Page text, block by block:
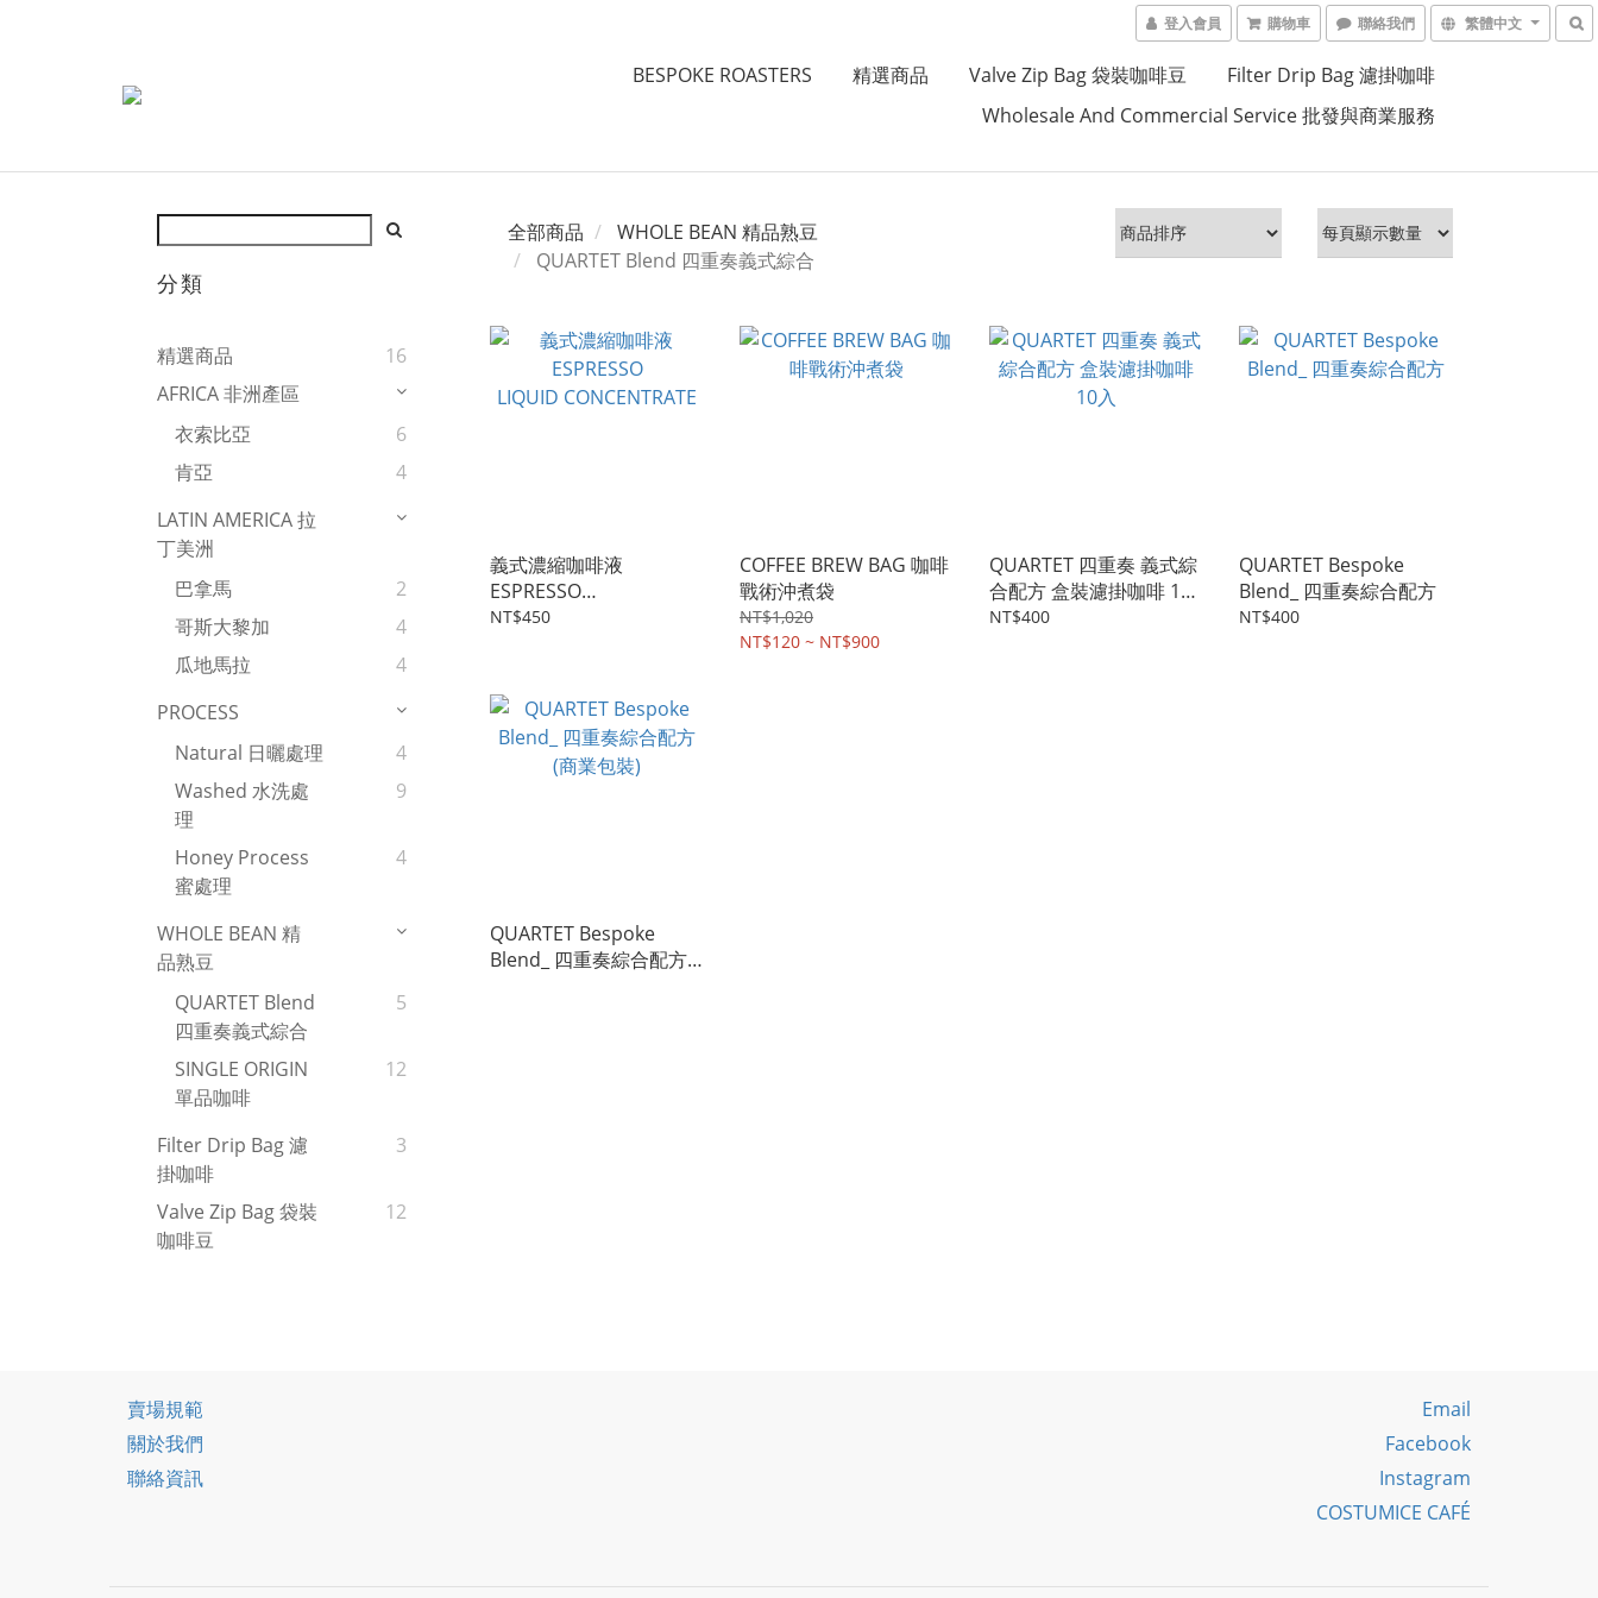
登入會員 購物車 聯絡我們 繁體中文
BESPOKE ROASTERS 精選商品 Valve Zip Bag 袋裝咖啡豆
Filter Drip Bag 濾掛咖啡
Wholesale And Commercial Service 批發與商業服務
分類
精選商品
16
AFRICA 非洲產區
衣索比亞
6
肯亞
4
LATIN AMERICA 拉
丁美洲
巴拿馬
2
哥斯大黎加
4
瓜地馬拉
4
PROCESS
Natural 日曬處理
4
Washed 水洗處
理
9
Honey Process
蜜處理
4
WHOLE BEAN 精
品熟豆
QUARTET Blend
四重奏義式綜合
5
SINGLE ORIGIN
單品咖啡
12
Filter Drip Bag 濾
掛咖啡
3
Valve Zip Bag 袋裝
咖啡豆
12
全部商品
WHOLE BEAN 精品熟豆
QUARTET Blend 四重奏義式綜合
義式濃縮咖啡液
ESPRESSO
LIQUID CONCENTRATE
NT$450
COFFEE BREW BAG 咖啡
戰術沖煮袋
NT$1,020
NT$120 ~ NT$900
QUARTET 四重奏 義式綜
合配方 盒裝濾掛咖啡 10
入
NT$400
QUARTET Bespoke
Blend_ 四重奏綜合配方
NT$400
QUARTET Bespoke
Blend_ 四重奏綜合配方
賣場規範
關於我們
聯絡資訊
Email
Facebook
Instagram
COSTUMICE CAFÉ